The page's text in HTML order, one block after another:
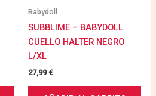
Babydoll
SUBBLIME – BABYDOLL
CUELLO HALTER NEGRO
L/XL
27,99€